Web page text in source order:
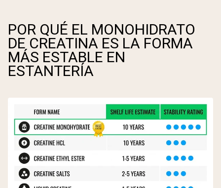
POR QUÉ EL MONOHIDRATO
DE CREATINA ES LA FORMA
MÁS ESTABLE EN
ESTANTERÍA